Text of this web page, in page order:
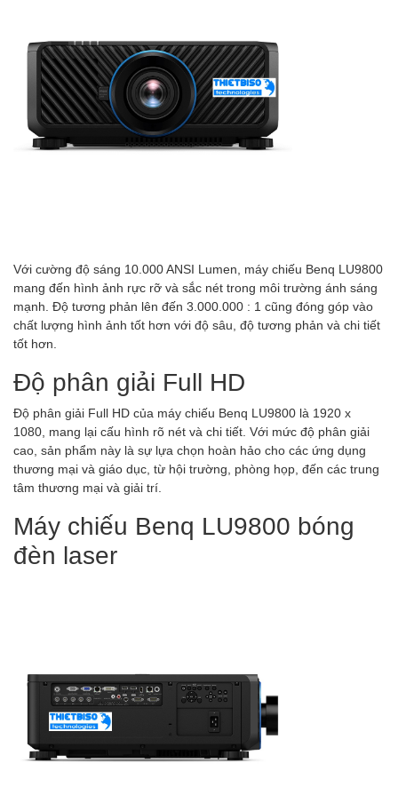
Với cường độ sáng 10.000 ANSI Lumen, máy chiếu Benq LU9800
mang đến hình ảnh rực rỡ và sắc nét trong môi trường ánh sáng
mạnh. Độ tương phản lên đến 3.000.000 : 1 cũng đóng góp vào
chất lượng hình ảnh tốt hơn với độ sâu, độ tương phản và chi tiết
tốt hơn.
Độ phân giải Full HD
Độ phân giải Full HD của máy chiếu Benq LU9800 là 1920 x
1080, mang lại cấu hình rõ nét và chi tiết. Với mức độ phân giải
cao, sản phẩm này là sự lựa chọn hoàn hảo cho các ứng dụng
thương mại và giáo dục, từ hội trường, phòng họp, đến các trung
tâm thương mại và giải trí.
Máy chiếu Benq LU9800 bóng
đèn laser